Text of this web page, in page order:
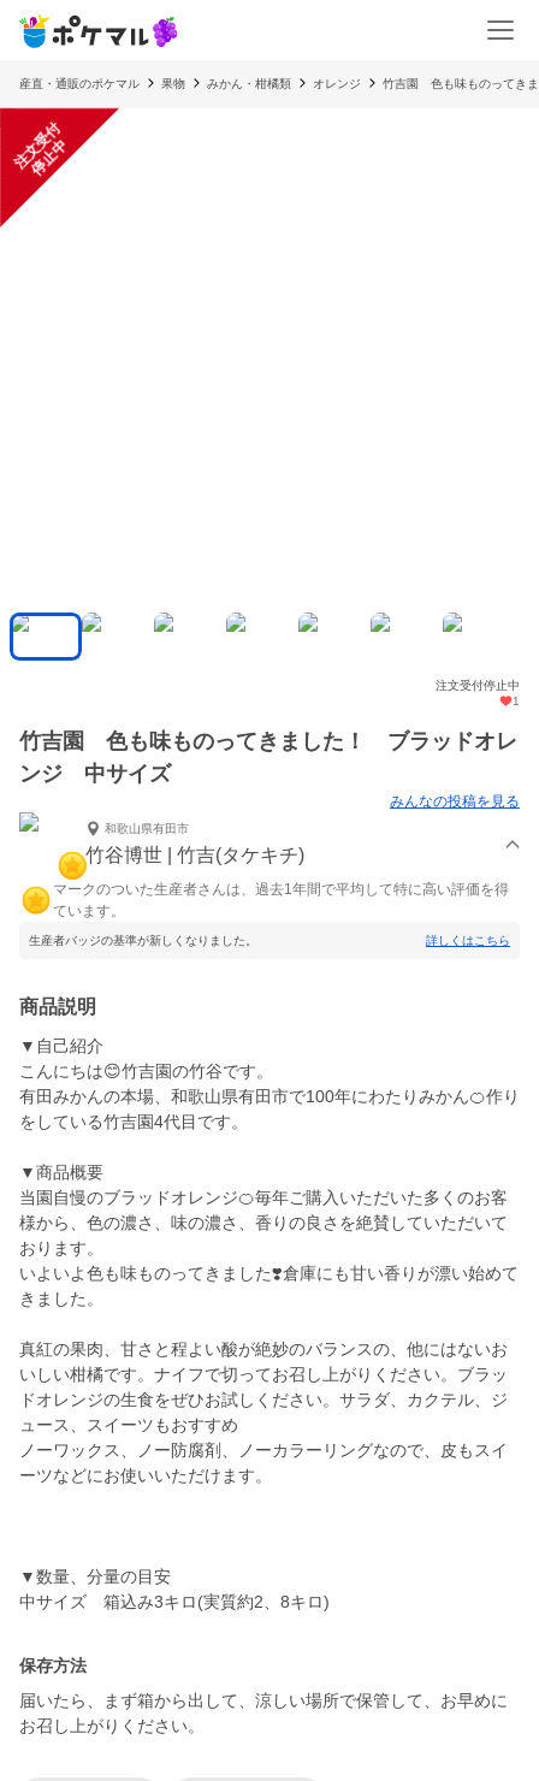
産直・通販のポケマル 果物 みかん・柑橘類 オレンジ 竹吉園 色も味ものってき
注
文
受
付
停
止
中
注文受付停止中
1
竹吉園 色も味ものってきました！ ブラッドオレ
ンジ 中サイズ
みんなの投稿を見る
和歌山県有田市
竹谷博世 | 竹吉(タケキチ)
マークのついた生産者さんは、過去1年間で平均して特に高い評価を得
ています。
生産者バッジの基準が新しくなりました。 詳しくはこちら
商品説明
▼自己紹介
こんにちは😊竹吉園の竹谷です。
有田みかんの本場、和歌山県有田市で100年にわたりみかん🍊作り
をしている竹吉園4代目です。
▼商品概要
当園自慢のブラッドオレンジ🍊毎年ご購入いただいた多くのお客
様から、色の濃さ、味の濃さ、香りの良さを絶賛していただいて
おります。
いよいよ色も味ものってきました❣️倉庫にも甘い香りが漂い始めて
きました。
真紅の果肉、甘さと程よい酸が絶妙のバランスの、他にはないお
いしい柑橘です。ナイフで切ってお召し上がりください。ブラッ
ドオレンジの生食をぜひお試しください。サラダ、カクテル、ジ
ュース、スイーツもおすすめ
ノーワックス、ノー防腐剤、ノーカラーリングなので、皮もスイ
ーツなどにお使いいただけます。
▼数量、分量の目安
中サイズ 箱込み3キロ(実質約2、8キロ)
保存方法
届いたら、まず箱から出して、涼しい場所で保管して、お早めに
お召し上がりください。